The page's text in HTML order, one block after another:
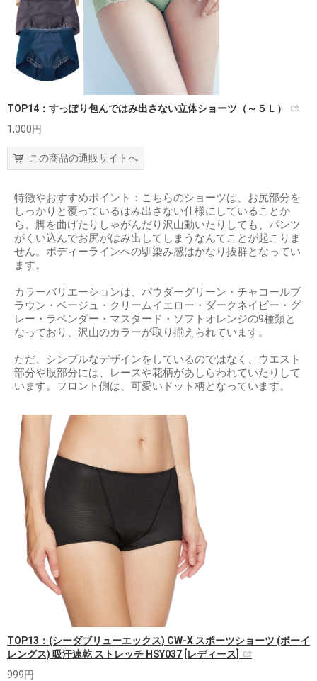
TOP14：すっぽり包んではみ出さない立体ショーツ（～５Ｌ）
1,000円
この商品の通販サイトへ
特徴やおすすめポイント：こちらのショーツは、お尻部分を
しっかりと覆っているはみ出さない仕様にしていることか
ら、脚を曲げたりしゃがんだり沢山動いたりしても、パンツ
がくい込んでお尻がはみ出してしまうなんてことが起こりま
せん。ボディーラインへの馴染み感はかなり抜群となってい
ます。
カラーバリエーションは、パウダーグリーン・チャコールブ
ラウン・ベージュ・クリームイエロー・ダークネイビー・グ
レー・ラベンダー・マスタード・ソフトオレンジの9種類と
なっており、沢山のカラーが取り揃えられています。
ただ、シンプルなデザインをしているのではなく、ウエスト
部分や股部分には、レースや花柄があしらわれていたりして
います。フロント側は、可愛いドット柄となっています。
TOP13：(シーダブリューエックス) CW-X スポーツショーツ (ボーイ
レングス) 吸汗速乾 ストレッチ HSY037 [レディース]
999円